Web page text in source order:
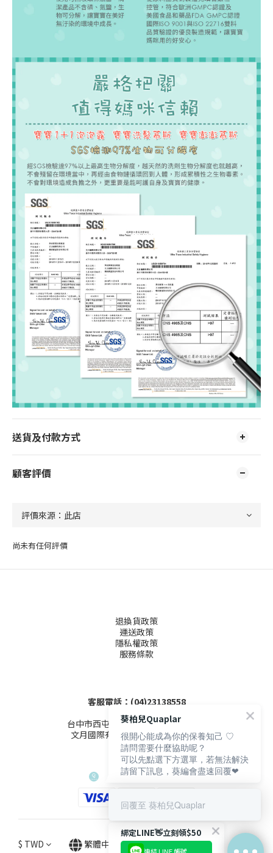
送貨及付款方式
顧客評價
尚未有任何評價
退換貨政策
運送政策
隱私權政策
服務條款
客服電話：(04)23138558
台中市西屯區文心路三段155-1號4樓
文月國際有限公司 (統編53503086)
$ TWD 繁體中文
綁定LINE👋立刻領$50
連結 LINE 帳號
葵柏兒Quaplar
很開心能成為你的保養知己 ♡
請問需要什麼協助呢？
可以先點選下方選單，若無法解決
請留下訊息，葵編會盡速回覆❤
回覆至 葵柏兒Quaplar